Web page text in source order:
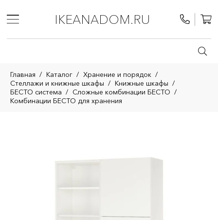
IKEANADOM.RU
Главная / Каталог / Хранение и порядок /
Стеллажи и книжные шкафы / Книжные шкафы /
БЕСТО система / Сложные комбинации БЕСТО /
Комбинации БЕСТО для хранения